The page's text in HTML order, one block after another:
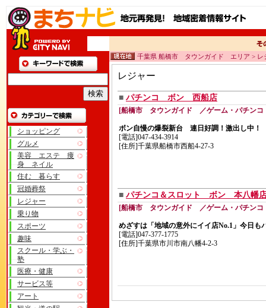
ショッピング
グルメ
美容 エステ 痩
身 ネイル
住む 暮らす
冠婚葬祭
レジャー
乗り物
スポーツ
趣味
スクール・学ぶ・
塾
医療・健康
サービス等
アート
千葉県 船橋市 タウンガイド エリア > レ
レジャー
■ パチンコ ボン 西船店
[船橋市 タウンガイド ／ゲーム・パチンコ
ボン自慢の爆裂新台 連日好調！激出し中！
[電話]047-434-3914
[住所]千葉県船橋市西船4-27-3
■ パチンコ＆スロット ボン 本八幡
[船橋市 タウンガイド ／ゲーム・パチンコ
めざすは「地域の意外にイイ店No.1」今日も
[電話]047-377-1775
[住所]千葉県市川市南八幡4-2-3